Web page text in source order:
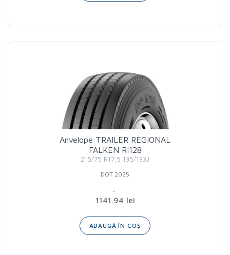
Anvelope TRAILER REGIONAL
FALKEN RI128
215/75 R17,5 135/133J
DOT 2025
1141.94 lei
ADAUGĂ ÎN COȘ